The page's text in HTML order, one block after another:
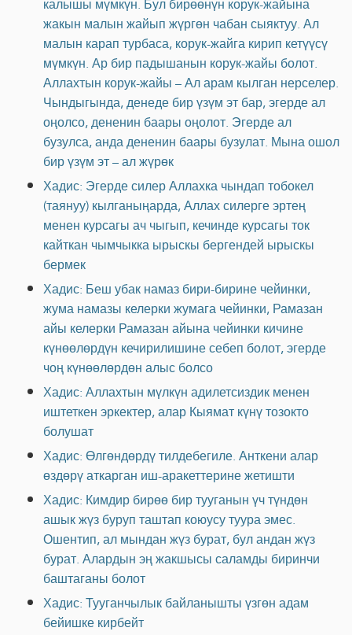
жакын малын жайып жүргөн чабан сыяктуу. Ал
малын карап турбаса, корук-жайга кирип кетүүсү
мүмкүн. Ар бир падышанын корук-жайы болот.
Аллахтын корук-жайы – Ал арам кылган нерселер.
Чындыгында, денеде бир үзүм эт бар, эгерде ал
оңолсо, дененин баары оңолот. Эгерде ал
бузулса, анда дененин баары бузулат. Мына ошол
бир үзүм эт – ал жүрөк
Хадис: Эгерде силер Аллахка чындап тобокел
(таянуу) кылганыңарда, Аллах силерге эртең
менен курсагы ач чыгып, кечинде курсагы ток
кайткан чымчыкка ырыскы бергендей ырыскы
бермек
Хадис: Беш убак намаз бири-бирине чейинки,
жума намазы келерки жумага чейинки, Рамазан
айы келерки Рамазан айына чейинки кичине
күнөөлөрдүн кечирилишине себеп болот, эгерде
чоң күнөөлөрдөн алыс болсо
Хадис: Аллахтын мүлкүн адилетсиздик менен
иштеткен эркектер, алар Кыямат күнү тозокто
болушат
Хадис: Өлгөндөрдү тилдебегиле. Анткени алар
өздөрү аткарган иш-аракеттерине жетишти
Хадис: Кимдир бирөө бир тууганын үч түндөн
ашык жүз буруп таштап коюусу туура эмес.
Ошентип, ал мындан жүз бурат, бул андан жүз
бурат. Алардын эң жакшысы саламды биринчи
баштаганы болот
Хадис: Тууганчылык байланышты үзгөн адам
бейишке кирбейт